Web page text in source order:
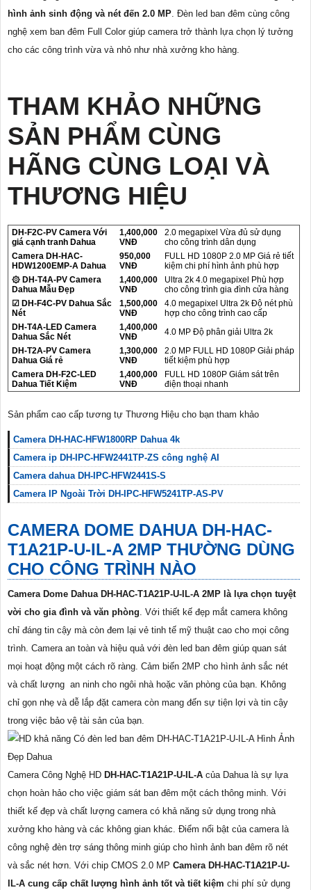
hình ảnh sinh động và nét đến 2.0 MP. Đèn led ban đêm cùng công
nghệ xem ban đêm Full Color giúp camera trở thành lựa chọn lý tưởng
cho các công trình vừa và nhỏ như nhà xưởng kho hàng.
THAM KHẢO NHỮNG
SẢN PHẨM CÙNG
HÃNG CÙNG LOẠI VÀ
THƯƠNG HIỆU
DH-F2C-PV Camera Với
giá cạnh tranh Dahua
1,400,000
VNĐ
2.0 megapixel Vừa đủ sử dụng
cho công trình dân dụng
Camera DH-HAC-
HDW1200EMP-A Dahua
950,000
VNĐ
FULL HD 1080P 2.0 MP Giá rẻ tiết
kiệm chi phí hình ảnh phù hợp
۞ DH-T4A-PV Camera
Dahua Mẫu Đẹp
1,400,000
VNĐ
Ultra 2k 4.0 megapixel Phù hợp
cho công trình gia đình cửa hàng
☑ DH-F4C-PV Dahua Sắc
Nét
1,500,000
VNĐ
4.0 megapixel Ultra 2k Độ nét phù
hợp cho công trình cao cấp
DH-T4A-LED Camera
Dahua Sắc Nét
1,400,000
VNĐ
4.0 MP Độ phân giải Ultra 2k
DH-T2A-PV Camera
Dahua Giá rẻ
1,300,000
VNĐ
2.0 MP FULL HD 1080P Giải pháp
tiết kiệm phù hợp
Camera DH-F2C-LED
Dahua Tiết Kiệm
1,400,000
VNĐ
FULL HD 1080P Giám sát trên
điện thoại nhanh
Sản phẩm cao cấp tương tự Thương Hiệu cho bạn tham khảo
Camera DH-HAC-HFW1800RP Dahua 4k
Camera ip DH-IPC-HFW2441TP-ZS công nghệ AI
Camera dahua DH-IPC-HFW2441S-S
Camera IP Ngoài Trời DH-IPC-HFW5241TP-AS-PV
CAMERA DOME DAHUA DH-HAC-
T1A21P-U-IL-A 2MP THƯỜNG DÙNG
CHO CÔNG TRÌNH NÀO
Camera Dome Dahua DH-HAC-T1A21P-U-IL-A 2MP là lựa chọn tuyệt
vời cho gia đình và văn phòng. Với thiết kế đẹp mắt camera không
chỉ đáng tin cậy mà còn đem lại vẻ tinh tế mỹ thuật cao cho mọi công
trình. Camera an toàn và hiệu quả với đèn led ban đêm giúp quan sát
mọi hoạt động một cách rõ ràng. Cảm biến 2MP cho hình ảnh sắc nét
và chất lượng an ninh cho ngôi nhà hoặc văn phòng của bạn. Không
chỉ gọn nhẹ và dễ lắp đặt camera còn mang đến sự tiện lợi và tin cậy
trong việc bảo vệ tài sản của bạn.
Camera Công Nghệ HD DH-HAC-T1A21P-U-IL-A của Dahua là sự lựa
chọn hoàn hảo cho việc giám sát ban đêm một cách thông minh. Với
thiết kế đẹp và chất lượng camera có khả năng sử dụng trong nhà
xưởng kho hàng và các không gian khác. Điểm nổi bật của camera là
công nghệ đèn trợ sáng thông minh giúp cho hình ảnh ban đêm rõ nét
và sắc nét hơn. Với chip CMOS 2.0 MP Camera DH-HAC-T1A21P-U-
IL-A cung cấp chất lượng hình ảnh tốt và tiết kiệm chi phí sử dụng